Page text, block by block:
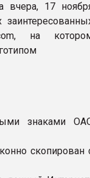
вчера, 17
на
знаками
скопирован